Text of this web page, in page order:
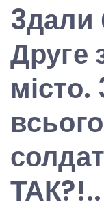
3дали
Друге
ТАК?!..